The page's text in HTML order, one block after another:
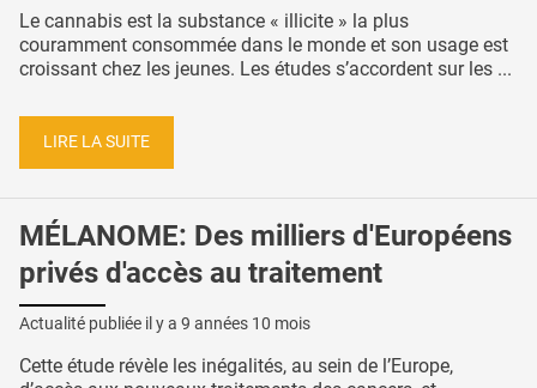
Le cannabis est la substance « illicite » la plus
couramment consommée dans le monde et son usage est
croissant chez les jeunes. Les études s’accordent sur les ...
LIRE LA SUITE
MÉLANOME: Des milliers d'Européens
privés d'accès au traitement
Actualité publiée il y a 9 années 10 mois
Cette étude révèle les inégalités, au sein de l’Europe,